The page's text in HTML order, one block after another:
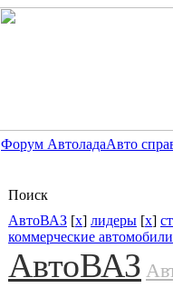
Форум АвтоладаАвто
Поиск
АвтоВАЗ [x] лидеры [x]
коммерческие автомобили
АвтоВАЗ